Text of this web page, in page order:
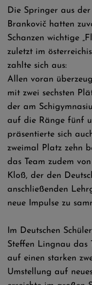
Beckmann beim DP in
Die Springer aus
Brankovič hatten
Schanzen wichtige
zuletzt im
zahlte sich aus:
Allen voran
mit zwei sechsten
der am
auf die Ränge fünf
präsentierte sich
zweimal Platz zehn
das Team zudem
Kloß, der den
anschließenden
neue Impulse zu
Im Deutschen
Steffen Lingnau das
auf einen starken
Umstellung auf